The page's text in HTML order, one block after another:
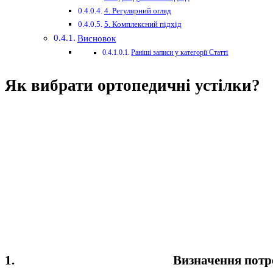
4. Регулярний огляд
5. Комплексний підхід
Висновок
Раніші записи у категорії Статті
Як вибрати ортопедичні устілки?
1. Визначення